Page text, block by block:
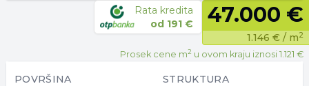
Rata kredita
od 191 € 47.000 €
1.146 € / m2
Prosek cene m2 u ovom kraju iznosi 1.121 €
POVRŠINA
STRUKTURA